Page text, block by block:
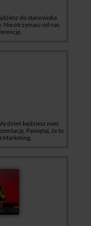
do stanowiska
Nie otrzymasz od nas
dzień będziesz mieć
Pamiętaj, że to
Marketing.